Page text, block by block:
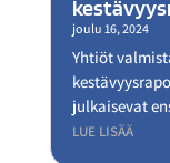
joulu 16, 2024
Yhtiöt
julkaisevat
LUE LISÄÄ